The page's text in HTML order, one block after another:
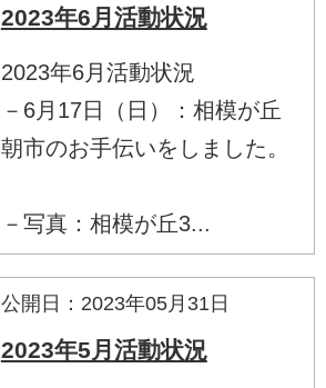
2023年6月活動状況
2023年6月活動状況
－6月17日（日）：相模が丘
朝市のお手伝いをしました。
－写真：相模が丘3...
公開日：2023年05月31日
2023年5月活動状況